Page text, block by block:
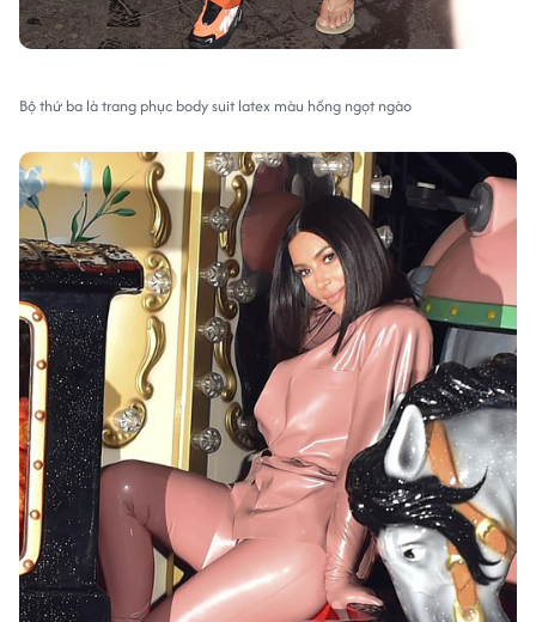
Bộ thứ ba là trang phục body suit latex màu hồng ngọt ngào